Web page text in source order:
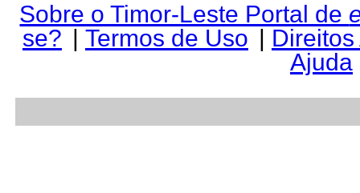
Sobre o Timor-Leste Portal de
se? | Termos de Uso |
Ajuda